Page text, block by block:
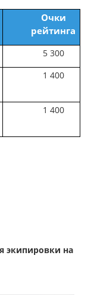
Очки
рейтинга
5 300
1 400
1 400
экипировки на